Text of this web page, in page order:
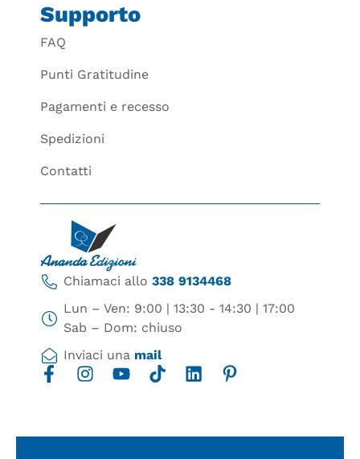
Chiamaci allo 338 9134468
Lun – Ven: 9:00 | 13:30 - 14:30 | 17:00
Sab – Dom: chiuso
Inviaci una mail
Supporto
FAQ
Punti Gratitudine
Pagamenti e recesso
Spedizioni
Contatti